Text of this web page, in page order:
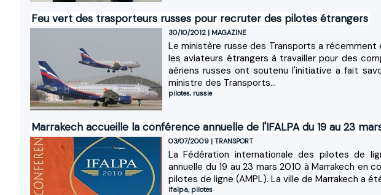
Feu vert des trasporteurs russes pour recruter des pilotes étrangers
30/10/2012 | MAGAZINE
Le ministère russe des Transports a
les aviateurs étrangers à travailler pour des
aériens russes ont soutenu l'initiative a fait
ministre des Transports...
pilotes, russie
Marrakech accueille la conférence annuelle de l'IFALPA du 19 au 23
03/07/2009 | TRANSPORT
La Fédération internationale des pilotes de
annuelle du 19 au 23 mars 2010 à Marrakech en
pilotes de ligne (AMPL). La ville de Marrakech a
ifalpa, pilotes